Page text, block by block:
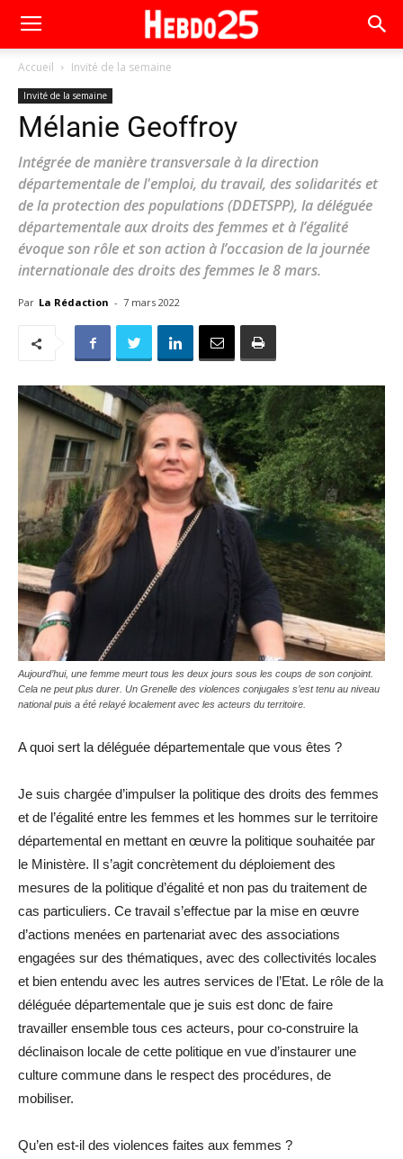
Accueil Invité de la semaine
Invité de la semaine
Mélanie Geoffroy
Intégrée de manière transversale à la direction
départementale de l'emploi, du travail, des solidarités et
de la protection des populations (DDETSPP), la déléguée
départementale aux droits des femmes et à l’égalité
évoque son rôle et son action à l’occasion de la journée
internationale des droits des femmes le 8 mars.
Par La Rédaction - 7 mars 2022
Aujourd’hui, une femme meurt tous les deux jours sous les coups de son conjoint.
Cela ne peut plus durer. Un Grenelle des violences conjugales s’est tenu au niveau
national puis a été relayé localement avec les acteurs du territoire.
A quoi sert la déléguée départementale que vous êtes ?
Je suis chargée d’impulser la politique des droits des femmes
et de l’égalité entre les femmes et les hommes sur le territoire
départemental en mettant en œuvre la politique souhaitée par
le Ministère. Il s’agit concrètement du déploiement des
mesures de la politique d’égalité et non pas du traitement de
cas particuliers. Ce travail s’effectue par la mise en œuvre
d’actions menées en partenariat avec des associations
engagées sur des thématiques, avec des collectivités locales
et bien entendu avec les autres services de l’Etat. Le rôle de la
déléguée départementale que je suis est donc de faire
travailler ensemble tous ces acteurs, pour co-construire la
déclinaison locale de cette politique en vue d’instaurer une
culture commune dans le respect des procédures, de
mobiliser.
Qu’en est-il des violences faites aux femmes ?